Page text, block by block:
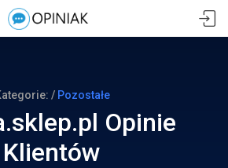
/ Pozostałe
Opinie
Klientów